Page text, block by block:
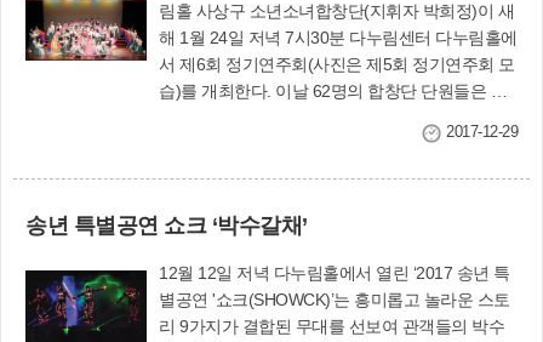
림홀 사상구 소년소녀합창단(지휘자 박희정)이 새
해 1월 24일 저녁 7시30분 다누림센터 다누림홀에
서 제6회 정기연주회(사진은 제5회 정기연주회 모
습)를 개최한다. 이날 62명의 합창단 단원들은 맑
선사할 예정이다. 이날 공연 후 지난 1년간 모범적
수정)에게는 구청장 표창을 수여할 예정이다. 소년
경연대회에 참가하고, 가을에 열리는 사상강변축
제에 특별 출연해 축하공연을 하는 등 활발한 활동
을 하고 있다. 또 사회복지시설을 찾아가 위문공연
2017-12-29
송년 특별공연 쇼크 ‘박수갈채’
12월 12일 저녁 다누림홀에서 열린 ‘2017 송년 특
별공연 '쇼크(SHOWCK)’는 흥미롭고 놀라운 스토
리 9가지가 결합된 무대를 선보여 관객들의 박수